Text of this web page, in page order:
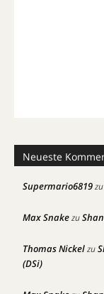
Neueste
Supermario6819zu
Max Snakezu
Thomas Nickelzu
(DSi)